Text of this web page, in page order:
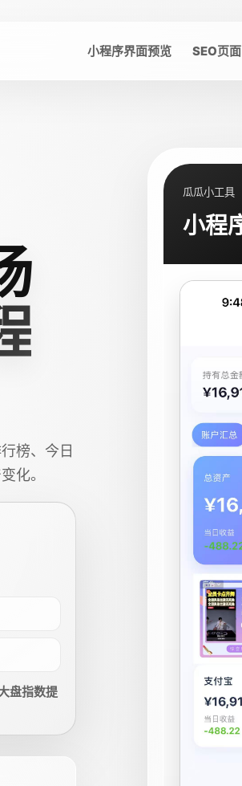
小程序界面预览 SEO页面
榜、今日
化。
盘指数提
瓜瓜小工具
小程